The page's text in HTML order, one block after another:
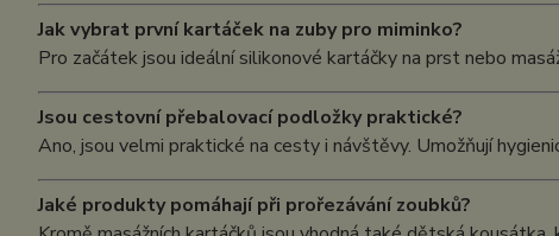
Jak vybrat první kartáček na zuby pro miminko?
Pro začátek jsou ideální silikonové kartáčky na prst nebo
Jsou cestovní přebalovací podložky praktické?
Ano, jsou velmi praktické na cesty i návštěvy. Umožňují
Jaké produkty pomáhají při prořezávání zoubků?